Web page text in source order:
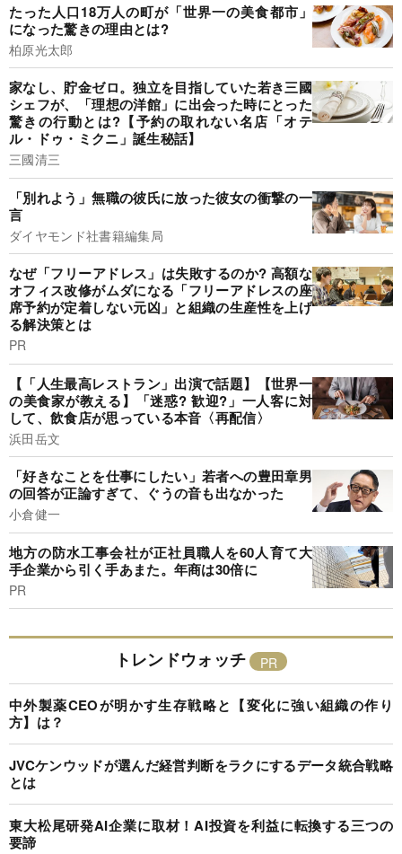
たった人口18万人の町が「世界一の美食都市」
になった驚きの理由とは?
柏原光太郎
家なし、貯金ゼロ。独立を目指していた若き三國
シェフが、「理想の洋館」に出会った時にとった
驚きの行動とは?【予約の取れない名店「オテ
ル・ドゥ・ミクニ」誕生秘話】
三國清三
「別れよう」無職の彼氏に放った彼女の衝撃の一
言
ダイヤモンド社書籍編集局
なぜ「フリーアドレス」は失敗するのか? 高額な
オフィス改修がムダになる「フリーアドレスの座
席予約が定着しない元凶」と組織の生産性を上げ
る解決策とは
PR
【「人生最高レストラン」出演で話題】【世界一
の美食家が教える】「迷惑? 歓迎?」一人客に対
して、飲食店が思っている本音〈再配信〉
浜田岳文
「好きなことを仕事にしたい」若者への豊田章男
の回答が正論すぎて、ぐうの音も出なかった
小倉健一
地方の防水工事会社が正社員職人を60人育て大
手企業から引く手あまた。年商は30倍に
PR
トレンドウォッチ
中外製薬CEOが明かす生存戦略と【変化に強い組織の作り
方】は？
JVCケンウッドが選んだ経営判断をラクにするデータ統合戦略
とは
東大松尾研発AI企業に取材！AI投資を利益に転換する三つの
要諦